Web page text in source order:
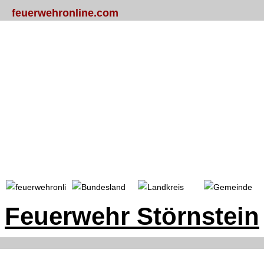
feuerwehronline.com
Feuerwehr Störnstein